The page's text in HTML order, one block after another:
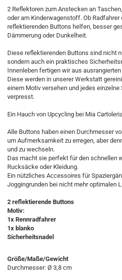
2 Reflektoren zum Anstecken an
oder am Kinderwagenstoff. Ob Radfahrer
reflektierenden Buttons helfen, besser
Dämmerung oder Dunkelheit.
Diese reflektierenden Buttons sind nicht
sondern auch ein praktisches
Innenleben fertigen wir aus
Diese werden in unserer Werkstatt
einem Motiv versehen und jedes
verpresst.
Ein Hauch von Upcycling bei Mia
Alle Buttons haben einen Durchmesser
um Aufmerksamkeit zu erregen, aber
und zu wechseln.
Das macht sie perfekt für den schnellen
Rucksäcke oder Kleidung.
Ein nützliches Accessoires für
Joggingrunden bei nicht mehr optimalen
2 reflektierende Buttons
Motiv:
1x Rennradfahrer
1x blanko
Sicherheitsnadel
Größe/Maße/Gewicht
Durchmesser: Ø 3,8 cm